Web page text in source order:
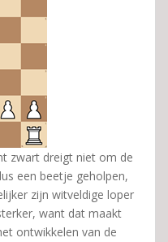
zwart dreigt niet om de
een beetje geholpen,
zijn witveldige loper
want dat maakt
ontwikkelen van de